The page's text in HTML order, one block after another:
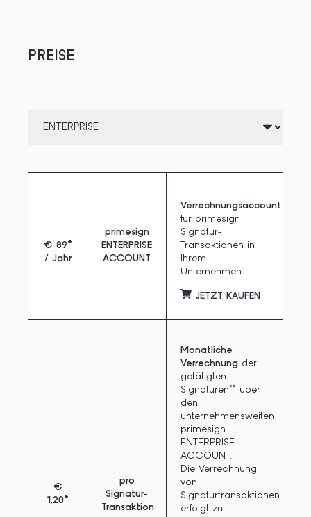
PREISE
€ 89*
/ Jahr
primesign
ENTERPRISE
ACCOUNT
Verrechnungsaccount
für primesign
Signatur-
Transaktionen in
Ihrem
Unternehmen.
JETZT KAUFEN
€
1,20*
pro
Signatur-
Transaktion
Monatliche
Verrechnung der
getätigten
Signaturen** über
den
unternehmensweiten
primesign
ENTERPRISE
ACCOUNT.
Die Verrechnung
von
Signaturtransaktionen
erfolgt zu